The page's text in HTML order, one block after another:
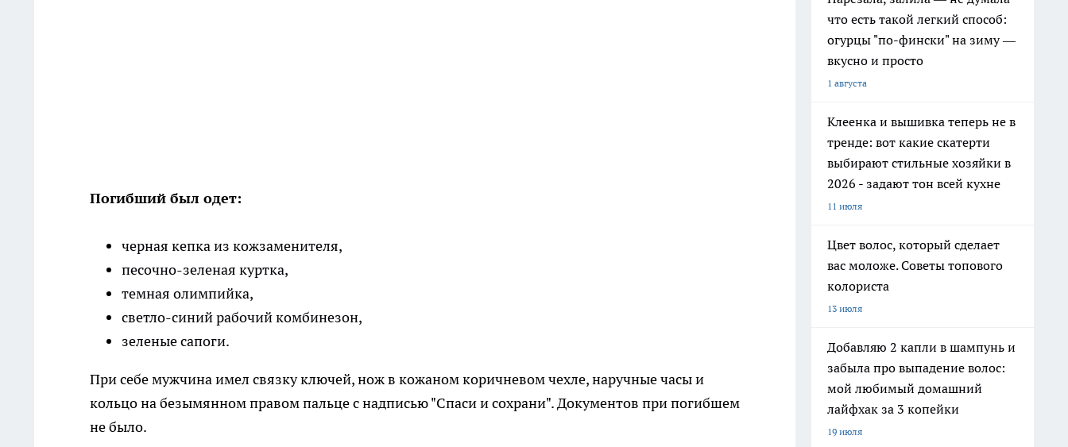
Погибший был одет:
черная кепка из кожзаменителя,
песочно-зеленая куртка,
темная олимпийка,
светло-синий рабочий комбинезон,
зеленые сапоги.
При себе мужчина имел связку ключей, нож в кожаном коричневом чехле, наручные часы и
кольцо на безымянном правом пальце с надписью "Спаси и сохрани". Документов при погибшем
не было.
что есть такой легкий способ:
огурцы "по-фински" на зиму —
вкусно и просто
1 августа
Клеенка и вышивка теперь не в
тренде: вот какие скатерти
выбирают стильные хозяйки в
2026 - задают тон всей кухне
11 июля
Цвет волос, который сделает
вас моложе. Советы топового
колориста
13 июля
Добавляю 2 капли в шампунь и
забыла про выпадение волос:
мой любимый домашний
лайфхак за 3 копейки
19 июля